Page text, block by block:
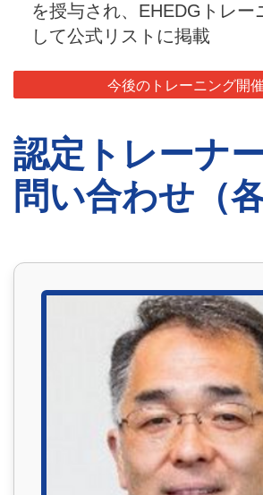
を授与され、EHEDGトレー
して公式リストに掲載
今後のトレーニング開
認定トレーナ
問い合わせ（